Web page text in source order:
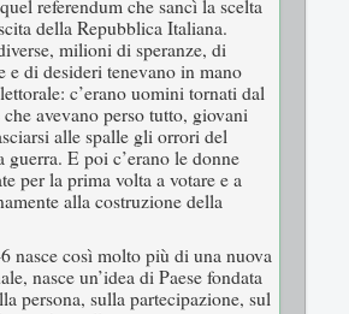
referendum che sancì la scelta
della Repubblica Italiana.
milioni di speranze, di
e di desideri tenevano in mano
c’erano uomini tornati dal
avevano perso tutto, giovani
alle spalle gli orrori del
guerra. E poi c’erano le donne
per la prima volta a votare e a
alla costruzione della
nasce così molto più di una nuova
nasce un’idea di Paese fondata
persona, sulla partecipazione, sul